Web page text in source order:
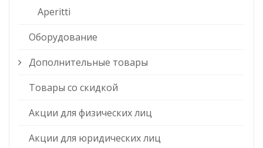
Aperitti
Оборудование
Дополнительные товары
Товары со скидкой
Акции для физических лиц
Акции для юридических лиц